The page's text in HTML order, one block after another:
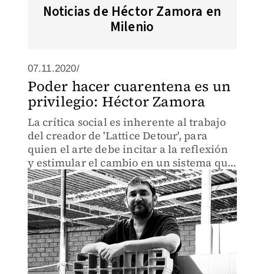
Noticias de Héctor Zamora en
Milenio
07.11.2020/
Poder hacer cuarentena es un
privilegio: Héctor Zamora
La crítica social es inherente al trabajo
del creador de 'Lattice Detour', para
quien el arte debe incitar a la reflexión
y estimular el cambio en un sistema que
ya no funciona y resulta antinatural.